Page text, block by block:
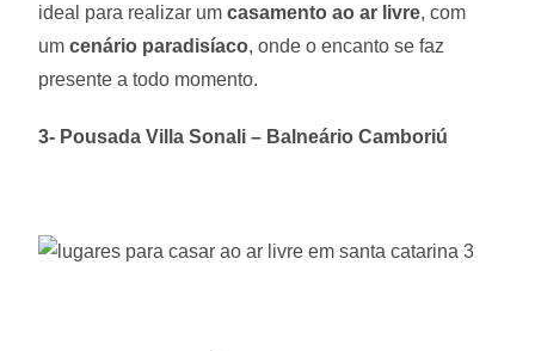
ideal para realizar umcasamento ao ar livre, com
umcenário paradisíaco, onde o encanto se faz
presente a todo momento.
3- Pousada Villa Sonali – Balneário Camboriú